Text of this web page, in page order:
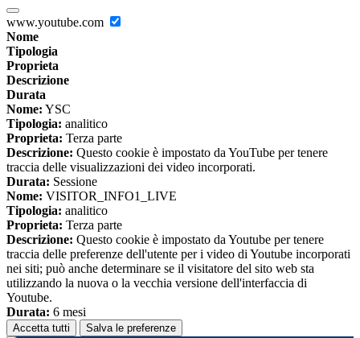
www.youtube.com
Nome
Tipologia
Proprieta
Descrizione
Durata
Nome: YSC
Tipologia: analitico
Proprieta: Terza parte
Descrizione: Questo cookie è impostato da YouTube per tenere
traccia delle visualizzazioni dei video incorporati.
Durata: Sessione
Nome: VISITOR_INFO1_LIVE
Tipologia: analitico
Proprieta: Terza parte
Descrizione: Questo cookie è impostato da Youtube per tenere
traccia delle preferenze dell'utente per i video di Youtube incorporati
nei siti; può anche determinare se il visitatore del sito web sta
utilizzando la nuova o la vecchia versione dell'interfaccia di
Youtube.
Durata: 6 mesi
Accetta tutti Salva le preferenze